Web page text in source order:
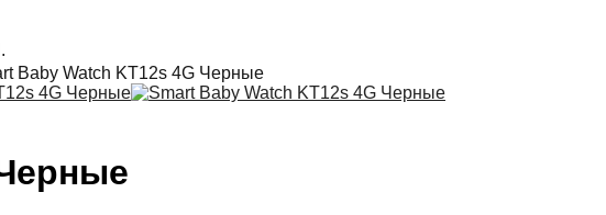
Baby Watch KT12s 4G Черные